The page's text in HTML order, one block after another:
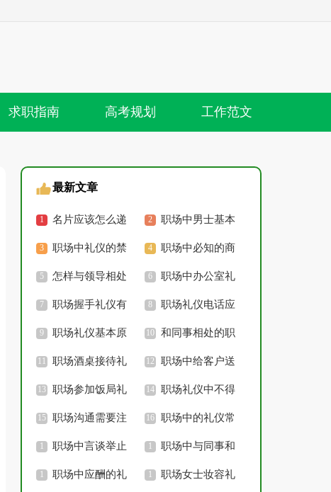
求职指南 高考规划 工作范文
最新文章
名片应该怎么递
职场礼仪
职场中男士基本
礼仪有哪些
职场中礼仪的禁
忌有哪些
职场中必知的商
务礼仪
怎样与领导相处
的职场礼仪
职场中办公室礼
仪有什么注意事项
职场握手礼仪有
哪些必学
职场礼仪电话应
该怎么打
职场礼仪基本原
则是什么
和同事相处的职
场礼仪
职场酒桌接待礼
仪常识
职场中给客户送
礼的礼仪和技巧
职场参加饭局礼
仪有哪些
职场礼仪中不得
不知道的禁忌
职场沟通需要注
意的职场礼仪
职场中的礼仪常
识必须学会
职场中言谈举止
的礼仪常识
职场中与同事和
领导相处的礼仪
职场中应酬的礼 职场女士妆容礼